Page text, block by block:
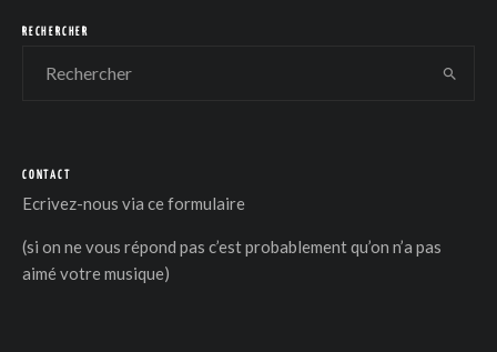
RECHERCHER
CONTACT
Ecrivez-nous via ce formulaire
(si on ne vous répond pas c’est probablement qu’on n’a pas
aimé votre musique)